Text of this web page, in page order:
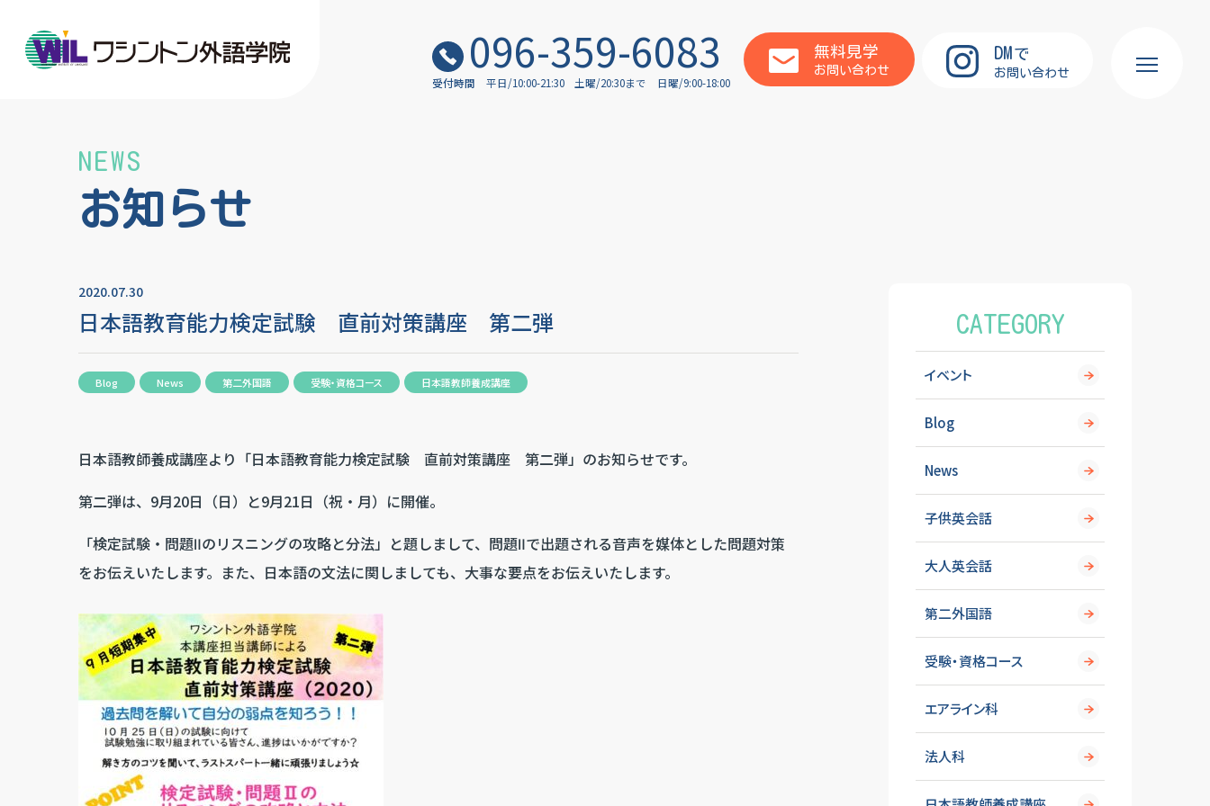
096-359-6083
受付時間 平日/10:00-21:30 土曜/20:30まで 日曜/9:00-18:00
無料見学
お問い合わせ
DMで
お問い合わせ
お知らせ
NEWS
2020.07.30
日本語教育能力検定試験 直前対策講座 第二弾
Blog News 第二外国語 受験・資格コース 日本語教師養成講座
日本語教師養成講座より「日本語教育能力検定試験 直前対策講座 第二弾」のお知らせです。
第二弾は、9月20日（日）と9月21日（祝・月）に開催。
「検定試験・問題Ⅱのリスニングの攻略と分法」と題しまして、問題Ⅱで出題される音声を媒体とした問題対策
をお伝えいたします。また、日本語の文法に関しましても、大事な要点をお伝えいたします。
CATEGORY
イベント
Blog
News
子供英会話
大人英会話
第二外国語
受験・資格コース
エアライン科
法人科